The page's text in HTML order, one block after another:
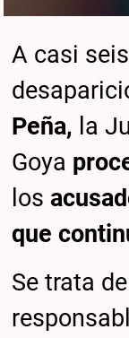
A casi
Peña, la
Goya
los
que
Se trata